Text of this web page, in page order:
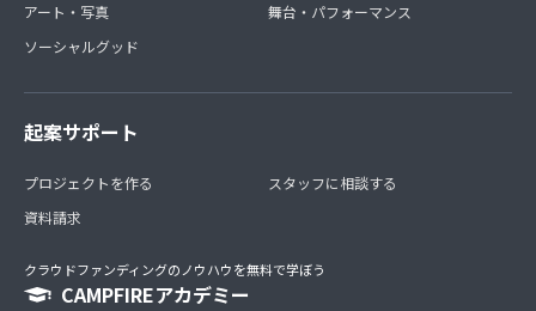
アート・写真
ソーシャルグッド
舞台・パフォーマンス
起案サポート
プロジェクトを作る
資料請求
スタッフに相談する
クラウドファンディングのノウハウを無料で学ぼう
CAMPFIREアカデミー